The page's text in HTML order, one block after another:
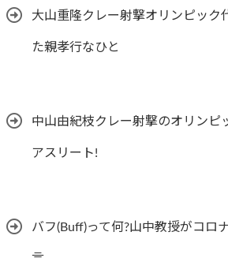
大山重隆クレー射撃オリンピック
た親孝行なひと
中山由紀枝クレー射撃のオリンピ
アスリート!
バフ(Buff)って何?山中教授がコロ